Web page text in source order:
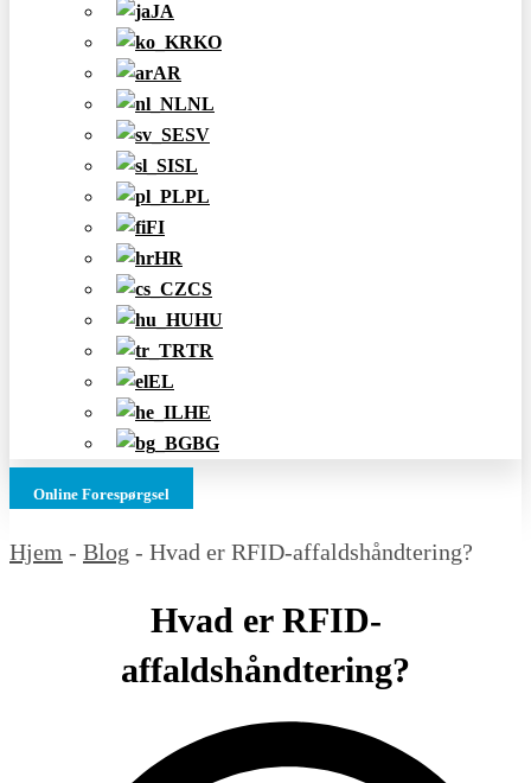
JA
KO
AR
NL
SV
SL
PL
FI
HR
CS
HU
TR
EL
HE
BG
Online Forespørgsel
Hjem - Blog - Hvad er RFID-affaldshåndtering?
Hvad er RFID-
affaldshåndtering?